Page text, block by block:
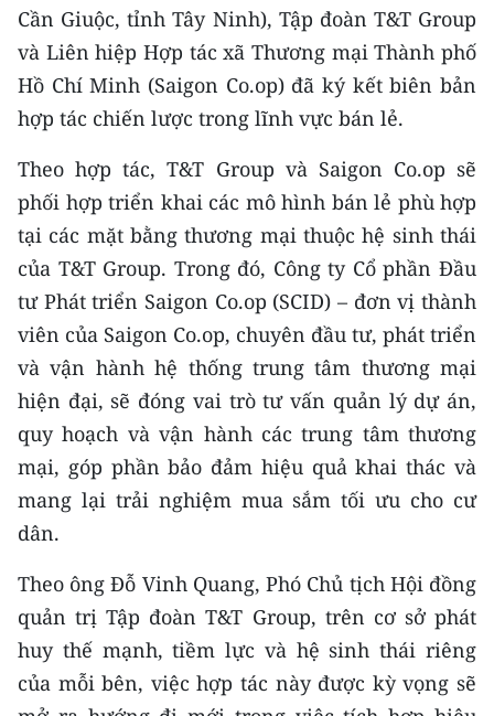
CHƯƠNG TRÌNH OCOP - MỖI XÃ
MỘT SẢN PHẨM
RADIO
MEDIA CENTER
E-Magazine
Video
Media Chính trị
Media Kinh tế
Media Văn hóa
Media Xã hội
Media Pháp luật
Media Thế giới
Media Thể thao
Media Giáo dục
Cần Giuộc, tỉnh Tây Ninh), Tập đoàn T&T Group
và Liên hiệp Hợp tác xã Thương mại Thành phố
Hồ Chí Minh (Saigon Co.op) đã ký kết biên bản
hợp tác chiến lược trong lĩnh vực bán lẻ.
Theo hợp tác, T&T Group và Saigon Co.op sẽ
phối hợp triển khai các mô hình bán lẻ phù hợp
tại các mặt bằng thương mại thuộc hệ sinh thái
của T&T Group. Trong đó, Công ty Cổ phần Đầu
tư Phát triển Saigon Co.op (SCID) – đơn vị thành
viên của Saigon Co.op, chuyên đầu tư, phát triển
và vận hành hệ thống trung tâm thương mại
hiện đại, sẽ đóng vai trò tư vấn quản lý dự án,
quy hoạch và vận hành các trung tâm thương
mại, góp phần bảo đảm hiệu quả khai thác và
mang lại trải nghiệm mua sắm tối ưu cho cư
dân.
Theo ông Đỗ Vinh Quang, Phó Chủ tịch Hội đồng
quản trị Tập đoàn T&T Group, trên cơ sở phát
huy thế mạnh, tiềm lực và hệ sinh thái riêng
của mỗi bên, việc hợp tác này được kỳ vọng sẽ